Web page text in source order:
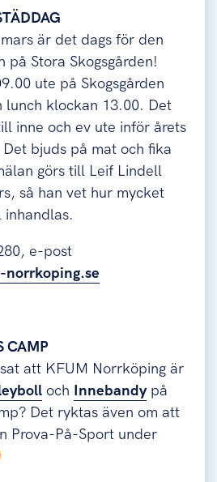
är det dags för den
på Stora Skogsgården!
ute på Skogsgården
lunch klockan 13.00. Det
inne och ev ute inför årets
Det bjuds på mat och fika
görs till Leif Lindell
så han vet hur mycket
inhandlas.
e-post
CAMP
att KFUM Norrköping är
och Innebandypå
Det ryktas även om att
Prova-På-Sport under